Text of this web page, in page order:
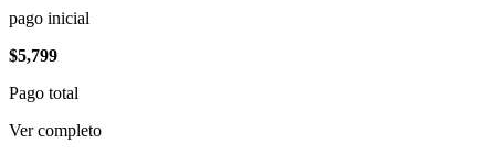
pago inicial
$5,799
Pago total
Ver completo